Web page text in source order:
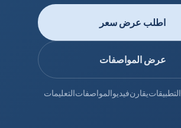
اطلب عرض سعر
عرض المواصفات
التطبيقاتيقارنفيديوالمواصفاتالتعليمات